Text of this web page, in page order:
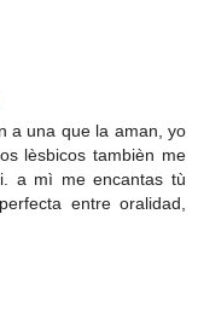
a una que la aman, yo
lèsbicos tambièn me
a mì me encantas tù
entre oralidad,